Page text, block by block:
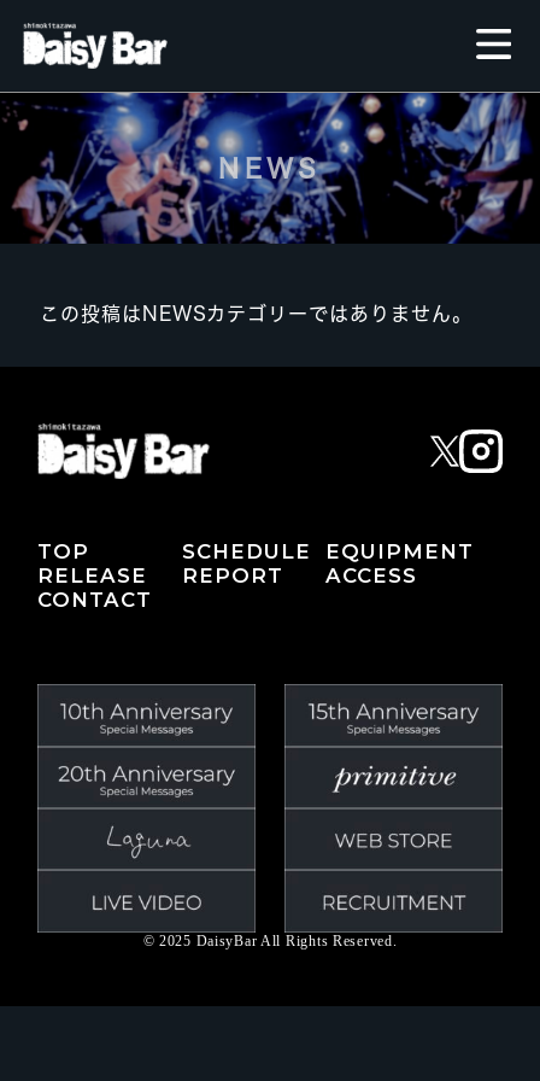
NEWS
この投稿はNEWSカテゴリーではありません。
TOP SCHEDULE
EQUIPMENT
RELEASE
REPORT
ACCESS
CONTACT
© 2025 DaisyBar All Rights Reserved.